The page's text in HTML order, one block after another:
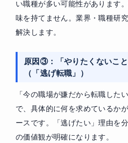
い職種が多い可能性があります
味を持てません。業界・職種研
解決します。
原因③：「やりたくないこ
（「逃げ転職」）
「今の職場が嫌だから転職した
で、具体的に何を求めているか
ースです。「逃げたい」理由を
の価値観が明確になります。